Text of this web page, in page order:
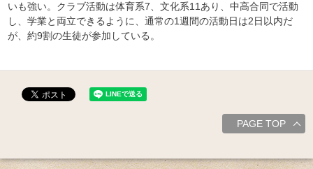
いも強い。クラブ活動は体育系7、文化系11あり、中高合同で活動
し、学業と両立できるように、通常の1週間の活動日は2日以内だ
が、約9割の生徒が参加している。
PAGE TOP